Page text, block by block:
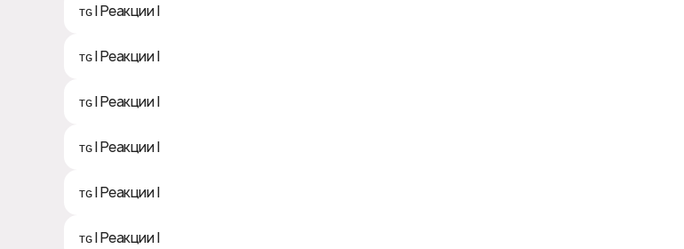
ᴛɢ | Реакции | 🤮
ᴛɢ | Реакции | 😴
ᴛɢ | Реакции | 😭
ᴛɢ | Реакции | 🥱
ᴛɢ | Реакции | 🥴
ᴛɢ | Реакции | 🤓